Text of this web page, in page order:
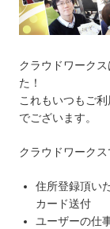
クラウドワークス
た！
これもいつもご
でございます。
クラウドワークス
住所登録頂い
カード送付
ユーザーの仕